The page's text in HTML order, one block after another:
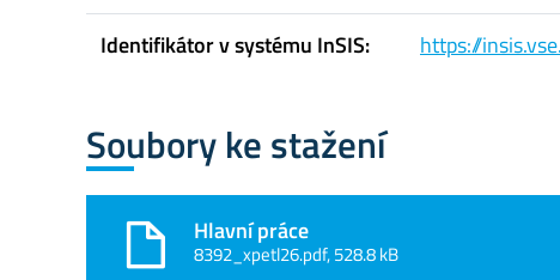
Identifikátor v systému InSIS:
https://
Soubory ke stažení
Hlavní práce
8392_xpetl26.pdf, 528.8 kB